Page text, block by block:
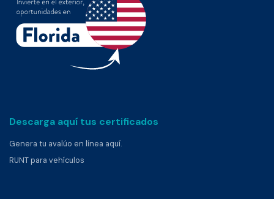
Descarga aquí tus certificados
Genera tu avalúo en línea aquí.
RUNT para vehículos